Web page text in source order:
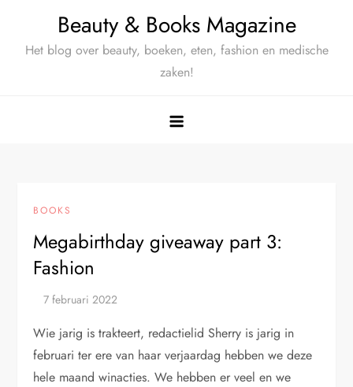
Beauty & Books Magazine
Het blog over beauty, boeken, eten, fashion en medische
zaken!
BOOKS
Megabirthday giveaway part 3:
Fashion
Wie jarig is trakteert, redactielid Sherry is jarig in
februari ter ere van haar verjaardag hebben we deze
hele maand winacties. We hebben er veel en we